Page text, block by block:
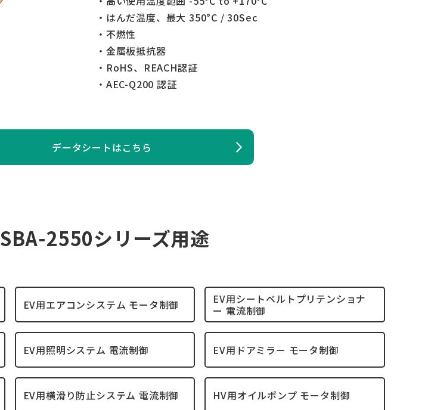
・はんだ温度、最大 350°C / 30Sec
・不燃性
・金属板抵抗器
・RoHS、REACH認証
・AEC-Q200 認証
データシートはこちら
SBA-2550シリーズ用途
EV用エアコンシステム モータ制御
EV用シートベルトプリテンショナ
ー 電流制御
EV用照明システム 電流制御 EV用ドアミラー モータ制御
EV用横滑り防止システム 電流制御 HV用オイルポンプ モータ制御